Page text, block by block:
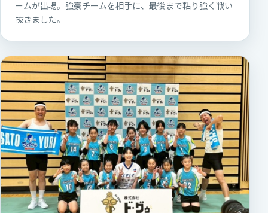
ームが出場。強豪チームを相手に、最後まで粘り強く戦い
抜きました。